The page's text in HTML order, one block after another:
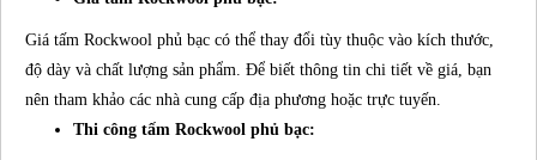
Giá tấm Rockwool phủ bạc có thể thay đổi tùy thuộc vào kích thước,
độ dày và chất lượng sản phẩm. Để biết thông tin chi tiết về giá, bạn
nên tham khảo các nhà cung cấp địa phương hoặc trực tuyến.
Thi công tấm Rockwool phủ bạc: